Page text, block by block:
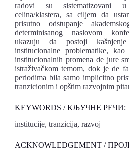
radovi su sistematizovani
celina/klastera, sa ciljem da
prisutno odstupanje
determinisanog naslovom
ukazuju da postoji
institucionalne problematike,
institucionalnih promena de jure
istraživačkom temom, dok je de
periodima bila samo implicitno
tranzicionim i opštim razvojnim
KEYWORDS / КЉУЧНЕ РЕЧИ:
institucije, tranzicija, razvoj
ACKNOWLEDGEMENT /